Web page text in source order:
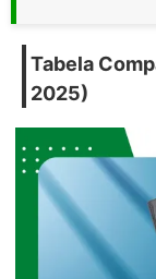
Tabela
2025)